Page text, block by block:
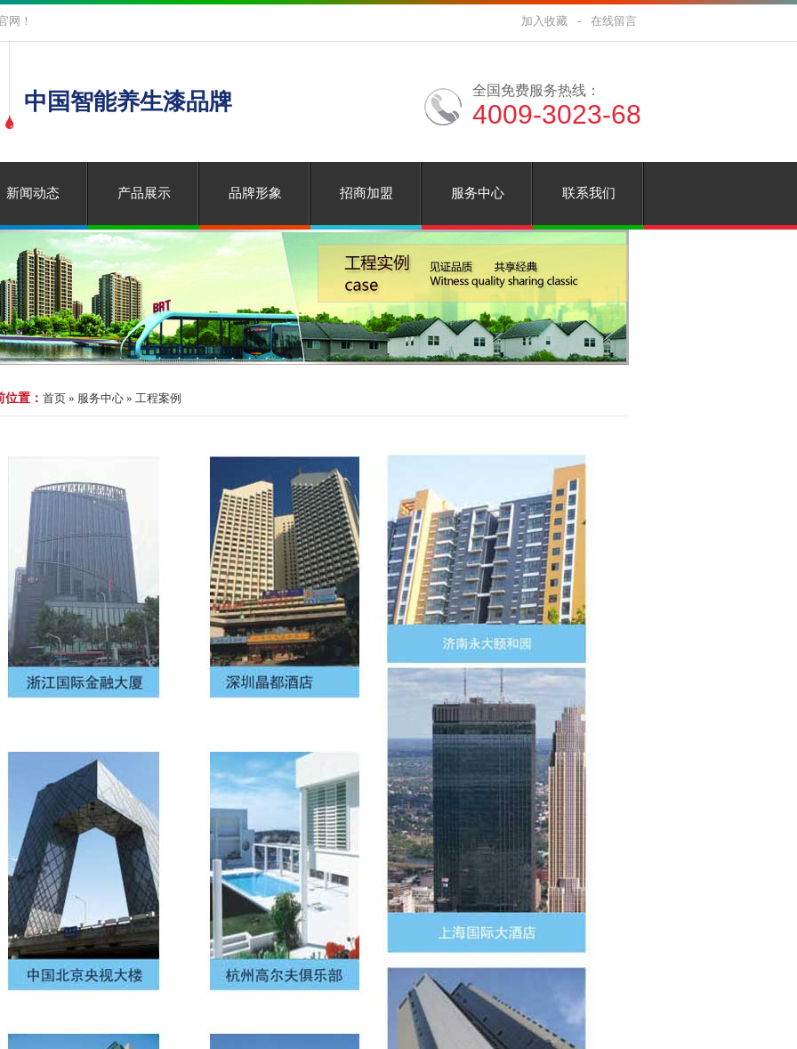
网！ 加入收藏 - 在线留言
中国智能养生漆品牌 全国免费服务热线：
4009-3023-68
新闻动态 产品展示 品牌形象 招商加盟 服务中心 联系我们
位置： 首页 » 服务中心 » 工程案例